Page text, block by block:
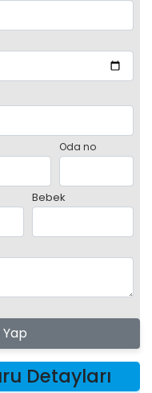
Oda no
Bebek
Detayları